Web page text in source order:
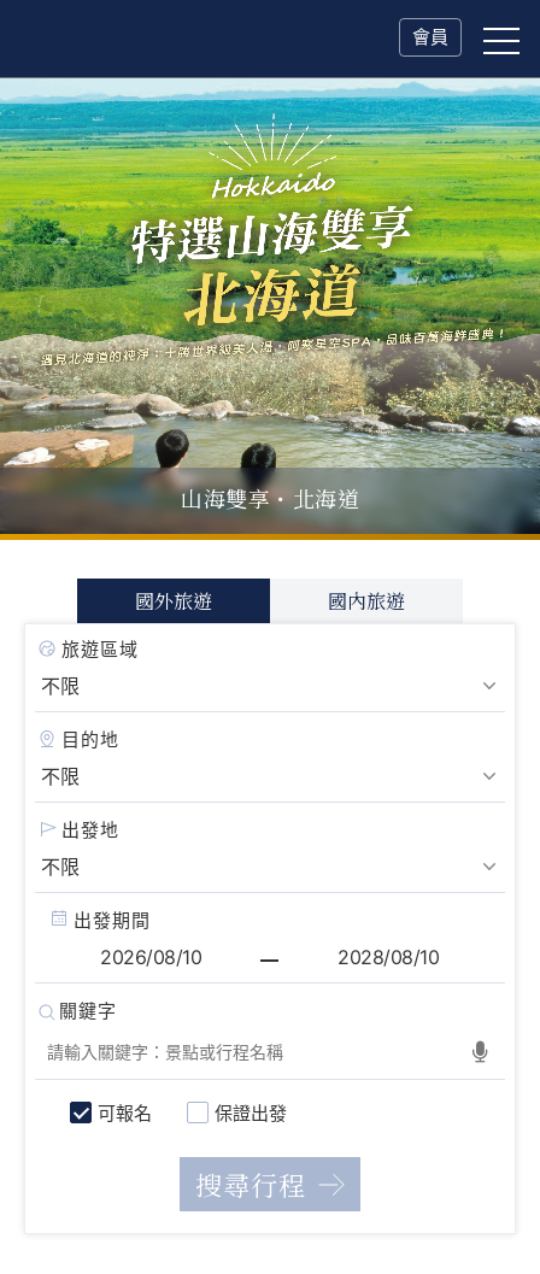
會員
瑞士鐵道．2027 深度之旅
一人旅行Solo Travel山海雙享・北海道
國外旅遊 國內旅遊
旅遊區域
目的地
出發地
出發期間
可報名 保證出發